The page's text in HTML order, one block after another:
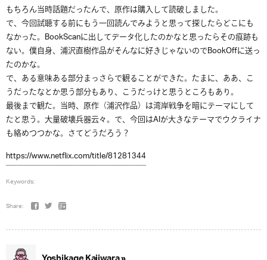
もちろん当時話題だったんで、原作は購入して読破しました。
で、今回試聴する前にもう一回読んでみようと思って探したらどこにも
なかった。BookScanに出してデータ化したのかなと思ったらその痕跡も
ない。僕自身、浦沢直樹作品がそんなに好きじゃないのでBookOffに送っ
たのかな。
で、ある意味ある部分まっさらで観ることができた。たまに、ああ、こ
うだったなとか思う部分もあり、こうだっけと思うところもあり。
最後まで観た。当時、原作（浦沢作品）は湾岸戦争を暗にテーマにして
たと思う。大量破壊兵器云々。で、今回はAIが大きなテーマでウクライナ
も絡めつつかな。さてどうだろう？
https://www.netflix.com/title/81281344
Keywords:
Share: